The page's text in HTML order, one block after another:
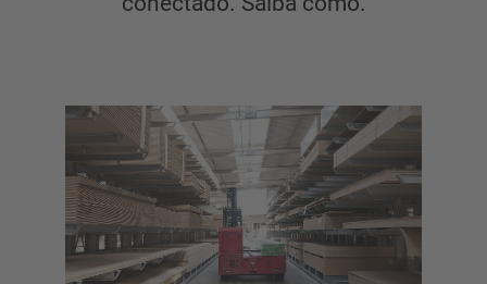
Estantes cantilever para mercadorias longas